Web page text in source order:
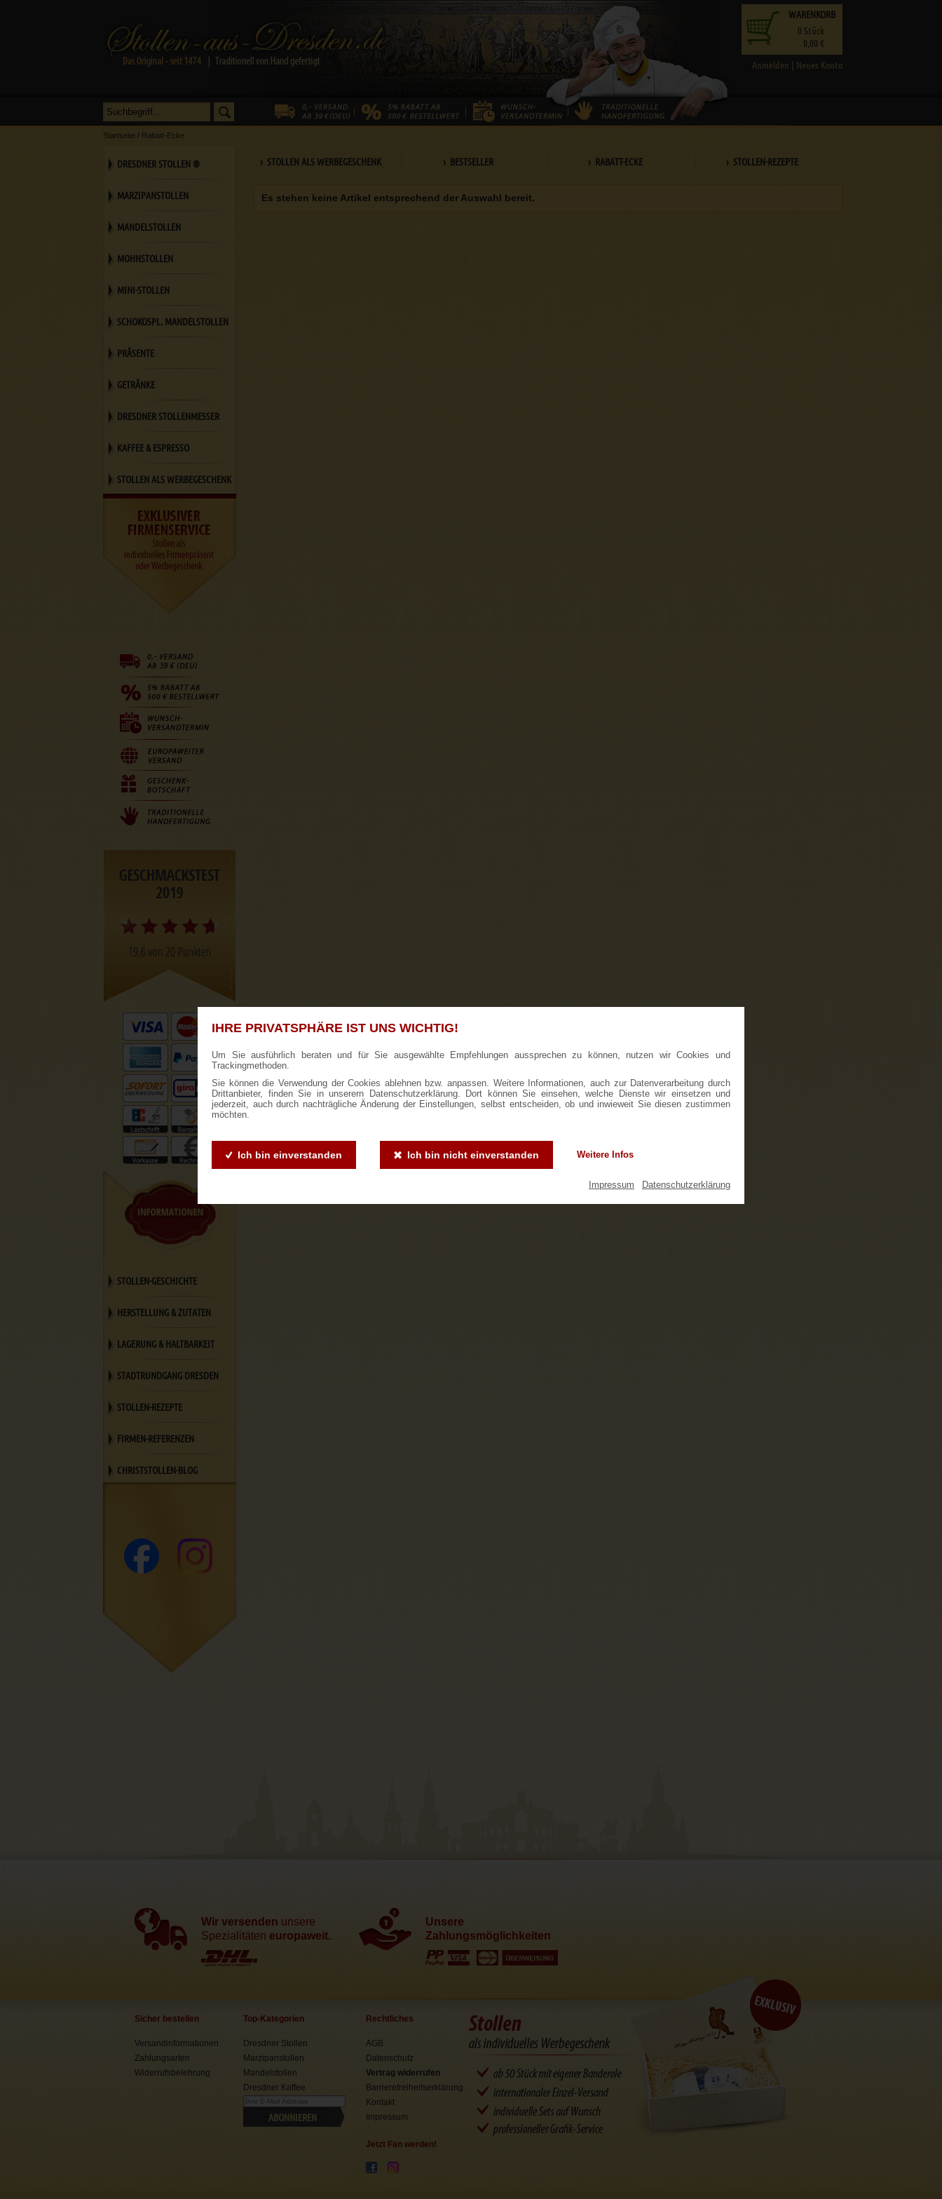
IHRE PRIVATSPHÄRE IST UNS WICHTIG!
Um Sie ausführlich beraten und für Sie ausgewählte Empfehlungen aussprechen zu können, nutzen wir Cookies und
Trackingmethoden.
Sie können die Verwendung der Cookies ablehnen bzw. anpassen. Weitere Informationen, auch zur Datenverarbeitung durch
Drittanbieter, finden Sie in unserern Datenschutzerklärung. Dort können Sie einsehen, welche Dienste wir einsetzen und
jederzeit, auch durch nachträgliche Änderung der Einstellungen, selbst entscheiden, ob und inwieweit Sie diesen zustimmen
möchten.
Ich bin einverstanden Ich bin nicht einverstanden Weitere Infos
Impressum Datenschutzerklärung
Anmelden | Neues Konto
WARENKORB
0 Stück
0,00 €
Startseite / Rabatt-Ecke
› STOLLEN ALS WERBEGESCHENK › BESTSELLER › RABATT-ECKE › STOLLEN-REZEPTE
Es stehen keine Artikel entsprechend der Auswahl bereit.
DRESDNER STOLLEN ®
MARZIPANSTOLLEN
MANDELSTOLLEN
MOHNSTOLLEN
MINI-STOLLEN
SCHOKOSPL. MANDELSTOLLEN
PRÄSENTE
GETRÄNKE
DRESDNER STOLLENMESSER
KAFFEE & ESPRESSO
STOLLEN ALS WERBEGESCHENK
STOLLEN-GESCHICHTE
HERSTELLUNG & ZUTATEN
LAGERUNG & HALTBARKEIT
STADTRUNDGANG DRESDEN
STOLLEN-REZEPTE
FIRMEN-REFERENZEN
CHRISTSTOLLEN-BLOG
Wir versenden unsere
Spezialitäten europaweit.
Unsere
Zahlungsmöglichkeiten
Sicher bestellen
Versandinformationen
Zahlungsarten
Widerrufsbelehrung
Top-Kategorien
Dresdner Stollen
Marzipanstollen
Mandelstollen
Dresdner Kaffee
ABONNIEREN
Rechtliches
AGB
Datenschutz
Vertrag widerrufen
Barrierefreiheitserklärung
Kontakt
Impressum
Jetzt Fan werden!